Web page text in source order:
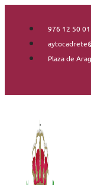
contenido
976 12 50 01
Plaza de